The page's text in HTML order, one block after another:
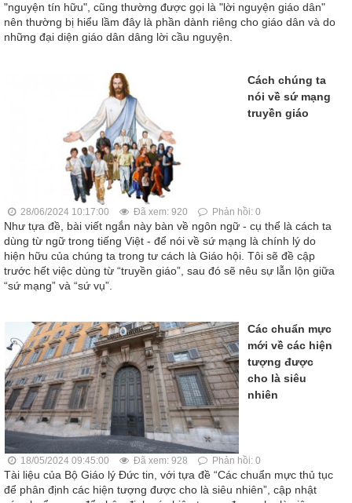
"nguyện tín hữu", cũng thường được gọi là "lời nguyện giáo dân"
nên thường bị hiểu lầm đây là phần dành riêng cho giáo dân và do
những đại diện giáo dân dâng lời cầu nguyện.
Cách chúng ta
nói về sứ mạng
truyền giáo
28/06/2024 10:17:00 Đã xem: 920 Phản hồi: 0
Như tựa đề, bài viết ngắn này bàn về ngôn ngữ - cụ thể là cách ta
dùng từ ngữ trong tiếng Việt - để nói về sứ mạng là chính lý do
hiện hữu của chúng ta trong tư cách là Giáo hội. Tôi sẽ đề cập
trước hết việc dùng từ “truyền giáo”, sau đó sẽ nêu sự lẫn lộn giữa
“sứ mạng” và “sứ vụ”.
Các chuẩn mực
mới về các hiện
tượng được
cho là siêu
nhiên
18/05/2024 09:45:00 Đã xem: 928 Phản hồi: 0
Tài liệu của Bộ Giáo lý Đức tin, với tựa đề “Các chuẩn mực thủ tục
để phân định các hiện tượng được cho là siêu nhiên”, cập nhật